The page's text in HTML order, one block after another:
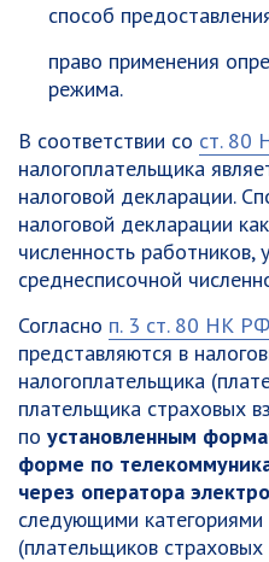
способ
право применения
режима.
В соответствии со ст. 80
налогоплательщика
налоговой декларации.
налоговой декларации
численность работников,
среднесписочной
Согласно п. 3 ст. 80 НК РФ
представляются в
налогоплательщика
плательщика страховых
по установленным
форме по
через оператора
следующими
(плательщиков страховых